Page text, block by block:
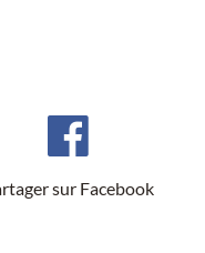
sur Facebook